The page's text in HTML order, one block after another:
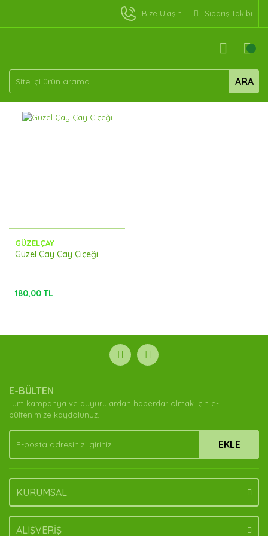
Bize Ulaşın Sipariş Takibi
ARA
GÜZELÇAY
Güzel Çay Çay Çiçeği
180,00 TL
E-BÜLTEN
Tüm kampanya ve duyurulardan haberdar olmak için e-
bültenimize kaydolunuz.
EKLE
KURUMSAL
ALIŞVERİŞ